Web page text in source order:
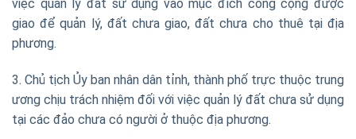
việc quản lý đất sử dụng vào mục đích công cộng được
giao để quản lý, đất chưa giao, đất chưa cho thuê tại địa
phương.
3. Chủ tịch Ủy ban nhân dân tỉnh, thành phố trực thuộc trung
ương chịu trách nhiệm đối với việc quản lý đất chưa sử dụng
tại các đảo chưa có người ở thuộc địa phương.